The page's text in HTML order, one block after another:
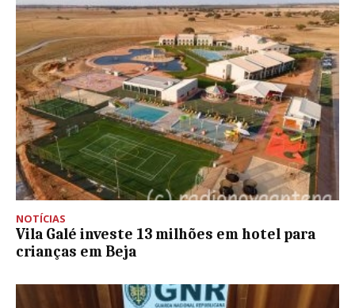
NOTÍCIAS
Vila Galé investe 13 milhões em hotel para
crianças em Beja